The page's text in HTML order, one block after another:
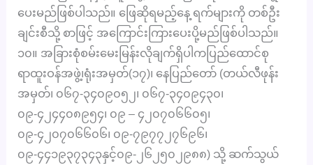
ပေးမည်ဖြစ်ပါသည်။ ဖြေဆိုရမည့်နေ့ ရက်များကို တစ်ဦး
ချင်းစီသို့ စာဖြင့် အကြောင်းကြားပေးပို့မည်ဖြစ်ပါသည်။
၁၀။ အခြားစုံစမ်းမေးမြန်းလိုချက်ရှိပါကပြည်ထောင်စု
ရာထူးဝန်အဖွဲ့၊ရုံးအမှတ်(၁၇)၊ နေပြည်တော် (တယ်လီဖုန်း
အမှတ်၊ ၀၆၇-၃၄၀၉၀၅၂၊ ၀၆၇-၃၄၀၉၄၃၀၊
၀၉-၄၂၄၄၀၈၉၅၄၊ ၀၉ – ၄၂၀၇၀၆၆၀၅၊
၀၉-၄၂၀၇၀၆၆၀၆၊ ၀၉-၇၉၇၇၂၇၆၉၆၊
၀၉-၄၄၁၉၃၇၃၄၃နှင့်၀၉-၂၆၂၅၀၂၉၈၈) သို့ ဆက်သွယ်